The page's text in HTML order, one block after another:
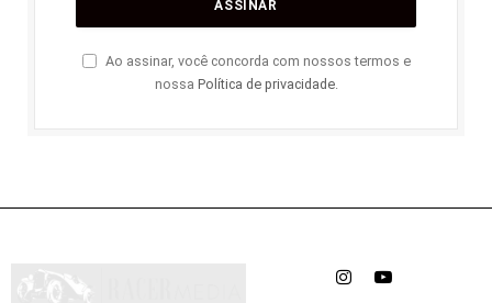
Ao assinar, você concorda com nossos termos e
nossa Política de privacidade.
InstagramYouTube